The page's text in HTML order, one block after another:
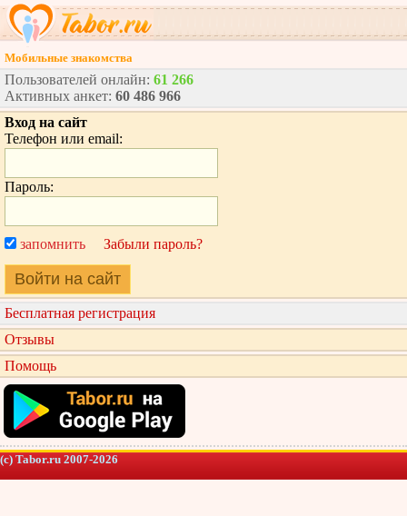
Мобильные знакомства
Пользователей онлайн: 61 266
Активных анкет: 60 486 966
Вход на сайт
Телефон или email:
Пароль:
запомнить Забыли пароль?
Войти на сайт
Бесплатная регистрация
Отзывы
Помощь
(c) Tabor.ru 2007-2026